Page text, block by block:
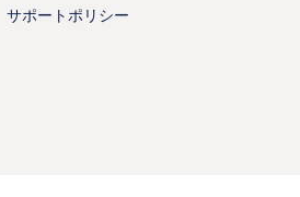
サポートポリシー